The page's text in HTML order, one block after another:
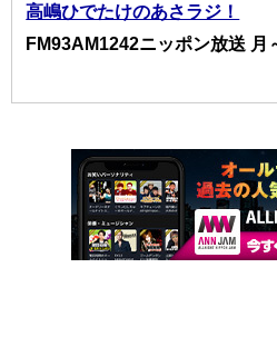
高嶋ひでたけのあさラジ！
FM93AM1242ニッポン放送 月